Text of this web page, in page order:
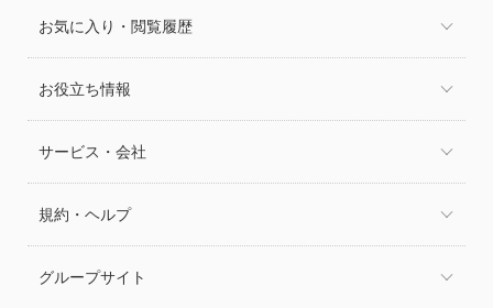
お気に入り・閲覧履歴
お役立ち情報
サービス・会社
規約・ヘルプ
グループサイト